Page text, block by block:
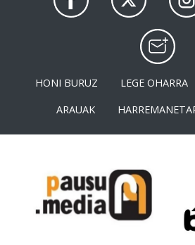
HONI BURUZ LEGE OHARRA
ARAUAK